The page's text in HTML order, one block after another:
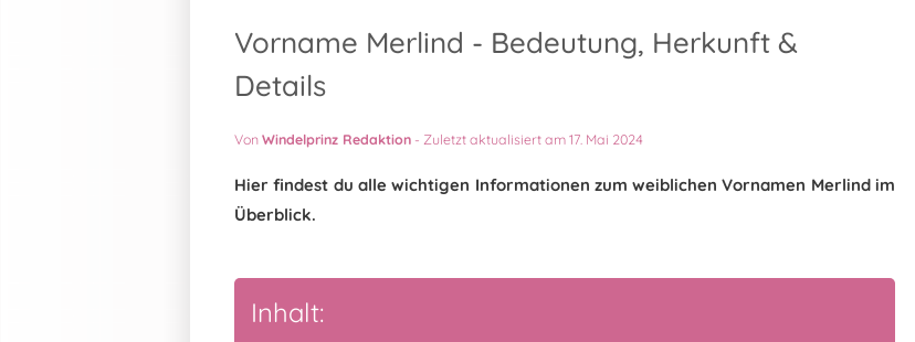
Vorname Merlind - Bedeutung, Herkunft &
Details
VonWindelprinz Redaktion - Zuletzt aktualisiert am 17. Mai 2024
Hier findest du alle wichtigen Informationen zum weiblichen Vornamen Merlind im
Überblick.
Inhalt: